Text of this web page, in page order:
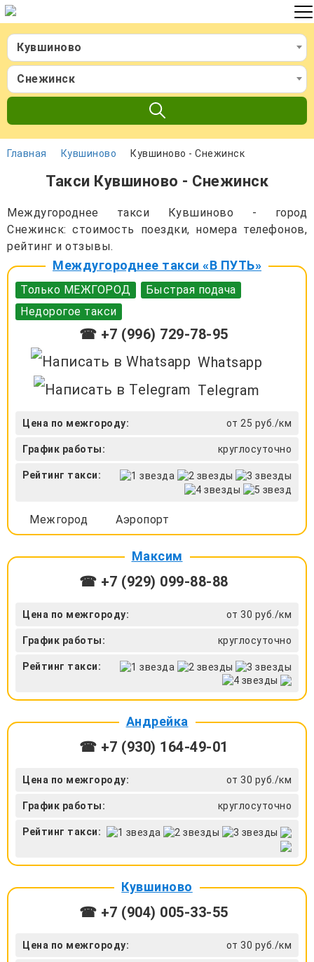
Кувшиново
Снежинск
Главная Кувшиново Кувшиново - Снежинск
Такси Кувшиново - Снежинск
Междугороднее такси Кувшиново - город
Снежинск: стоимость поездки, номера телефонов,
рейтинг и отзывы.
Междугороднее такси «В ПУТЬ»
Только МЕЖГОРОД
Быстрая подача
Недорогое такси
☎ +7 (996) 729-78-95
Whatsapp
Telegram
Цена по межгороду: от 25 руб./км
График работы: круглосуточно
Рейтинг такси:
Межгород Аэропорт
Максим
☎ +7 (929) 099-88-88
Цена по межгороду: от 30 руб./км
График работы: круглосуточно
Рейтинг такси:
Андрейка
☎ +7 (930) 164-49-01
Цена по межгороду: от 30 руб./км
График работы: круглосуточно
Рейтинг такси:
Кувшиново
☎ +7 (904) 005-33-55
Цена по межгороду: от 30 руб./км